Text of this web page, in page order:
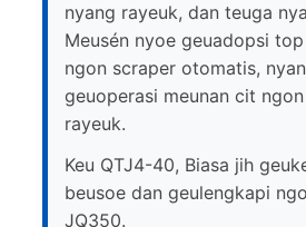
nyang rayeuk, dan teuga
Meusén nyoe geuadopsi
ngon scraper otomatis,
geuoperasi meunan cit
rayeuk.
Keu QTJ4-40, Biasa jih
beusoe dan geulengkapi
JQ350.